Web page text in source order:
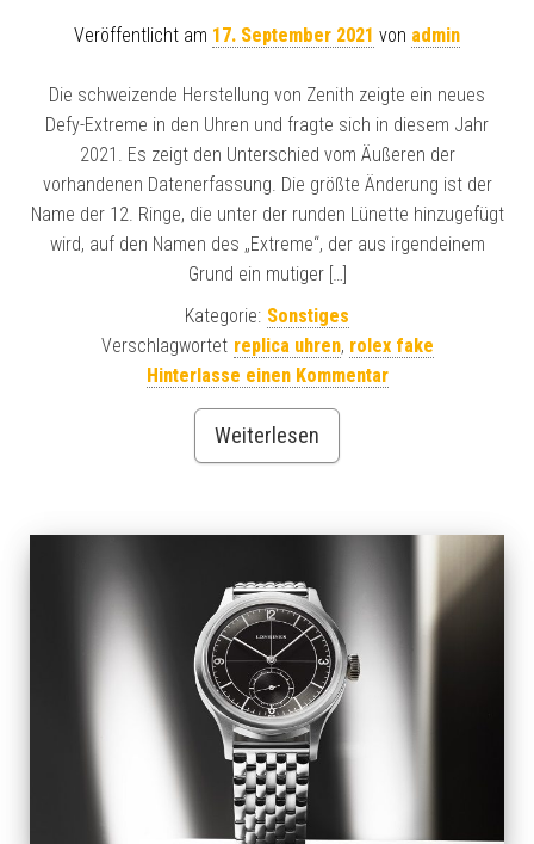
Veröffentlicht am 17. September 2021 von admin
Die schweizende Herstellung von Zenith zeigte ein neues
Defy-Extreme in den Uhren und fragte sich in diesem Jahr
2021. Es zeigt den Unterschied vom Äußeren der
vorhandenen Datenerfassung. Die größte Änderung ist der
Name der 12. Ringe, die unter der runden Lünette hinzugefügt
wird, auf den Namen des „Extreme“, der aus irgendeinem
Grund ein mutiger […]
Kategorie: Sonstiges
Verschlagwortet replica uhren, rolex fake
Hinterlasse einen Kommentar
Weiterlesen